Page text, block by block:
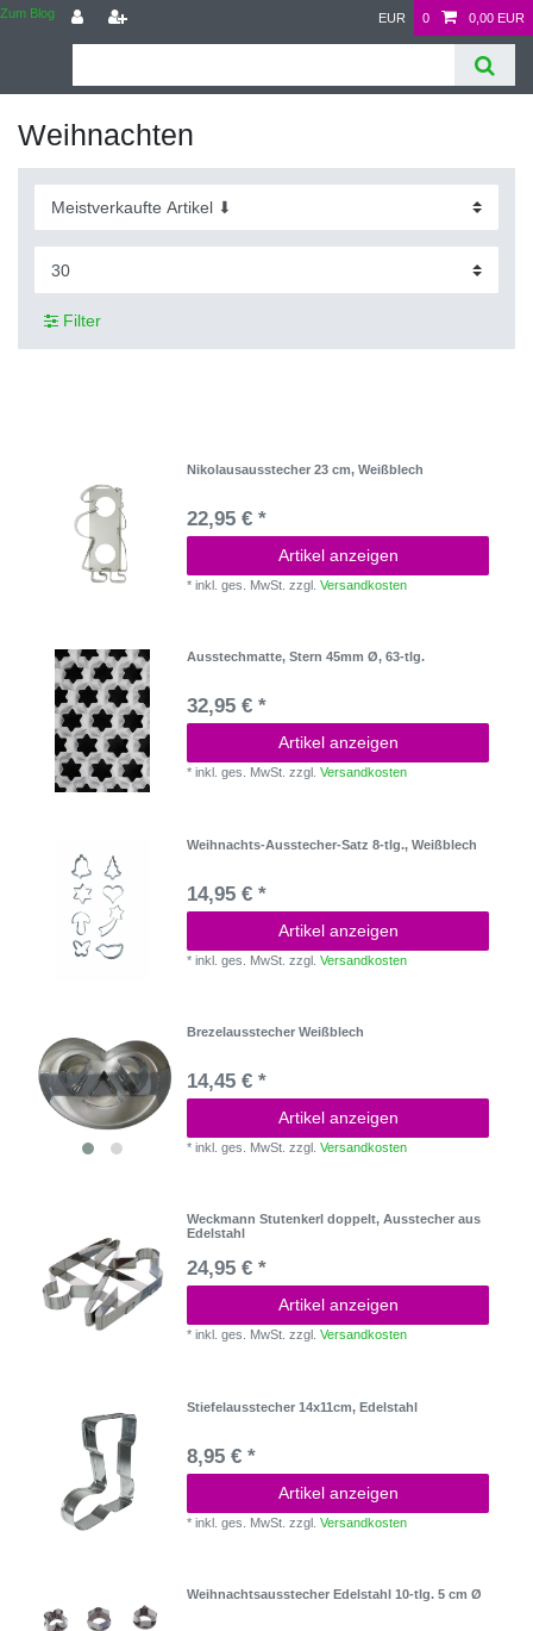
Zum Blog EUR 0 0,00 EUR
Weihnachten
Filter
Nikolausausstecher 23 cm, Weißblech
22,95 € *
Artikel anzeigen
*inkl. ges. MwSt. zzgl.Versandkosten
Ausstechmatte, Stern 45mm Ø, 63-tlg.
32,95 € *
Artikel anzeigen
*inkl. ges. MwSt. zzgl.Versandkosten
Weihnachts-Ausstecher-Satz 8-tlg., Weißblech
14,95 € *
Artikel anzeigen
*inkl. ges. MwSt. zzgl.Versandkosten
Brezelausstecher Weißblech
14,45 € *
Artikel anzeigen
*inkl. ges. MwSt. zzgl.Versandkosten
Weckmann Stutenkerl doppelt, Ausstecher aus
Edelstahl
24,95 € *
Artikel anzeigen
*inkl. ges. MwSt. zzgl.Versandkosten
Stiefelausstecher 14x11cm, Edelstahl
8,95 € *
Artikel anzeigen
*inkl. ges. MwSt. zzgl.Versandkosten
Weihnachtsausstecher Edelstahl 10-tlg. 5 cm Ø